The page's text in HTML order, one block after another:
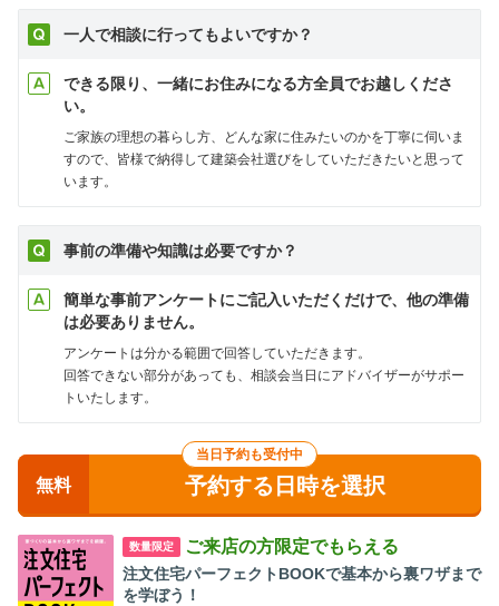
一人で相談に行ってもよいですか？
できる限り、一緒にお住みになる方全員でお越しくださ
い。
ご家族の理想の暮らし方、どんな家に住みたいのかを丁寧に伺いま
すので、皆様で納得して建築会社選びをしていただきたいと思って
います。
事前の準備や知識は必要ですか？
簡単な事前アンケートにご記入いただくだけで、他の準備
は必要ありません。
アンケートは分かる範囲で回答していただきます。
回答できない部分があっても、相談会当日にアドバイザーがサポー
トいたします。
当日予約も受付中
無料 予約する日時を選択
数量限定 ご来店の方限定でもらえる
注文住宅パーフェクトBOOKで基本から裏ワザまで
を学ぼう！